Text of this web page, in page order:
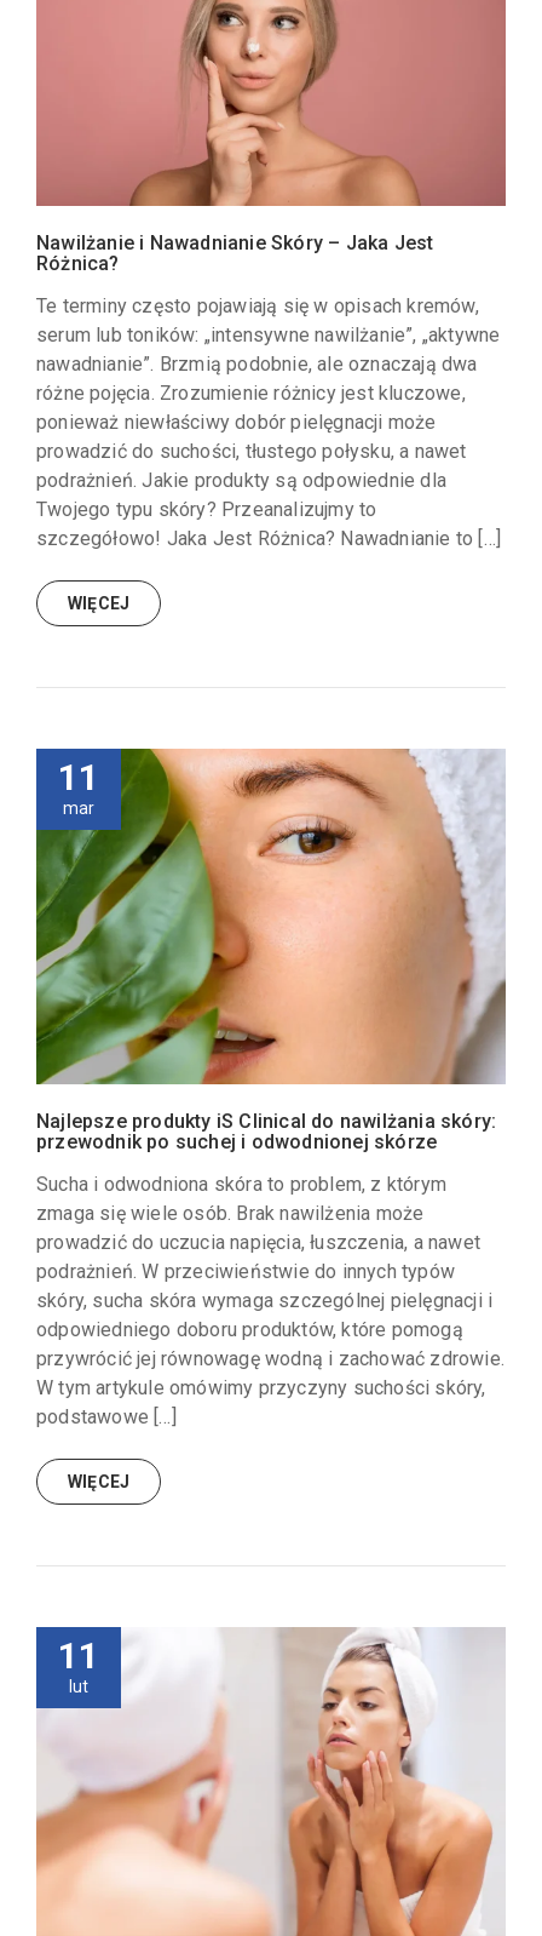
Nawilżanie i Nawadnianie Skóry – Jaka Jest
Różnica?
Te terminy często pojawiają się w opisach kremów,
serum lub toników: „intensywne nawilżanie”, „aktywne
nawadnianie”. Brzmią podobnie, ale oznaczają dwa
różne pojęcia. Zrozumienie różnicy jest kluczowe,
ponieważ niewłaściwy dobór pielęgnacji może
prowadzić do suchości, tłustego połysku, a nawet
podrażnień. Jakie produkty są odpowiednie dla
Twojego typu skóry? Przeanalizujmy to
szczegółowo! Jaka Jest Różnica? Nawadnianie to […]
WIĘCEJ
11
mar
Najlepsze produkty iS Clinical do nawilżania skóry:
przewodnik po suchej i odwodnionej skórze
Sucha i odwodniona skóra to problem, z którym
zmaga się wiele osób. Brak nawilżenia może
prowadzić do uczucia napięcia, łuszczenia, a nawet
podrażnień. W przeciwieństwie do innych typów
skóry, sucha skóra wymaga szczególnej pielęgnacji i
odpowiedniego doboru produktów, które pomogą
przywrócić jej równowagę wodną i zachować zdrowie.
W tym artykule omówimy przyczyny suchości skóry,
podstawowe […]
WIĘCEJ
11
lut